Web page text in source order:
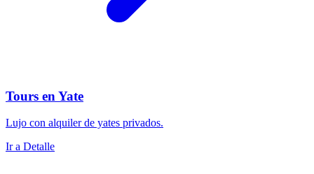
Tours en Yate
Lujo con alquiler de yates privados.
Ir a Detalle